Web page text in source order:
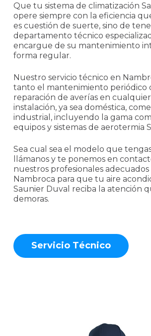
Que tu sistema de climatización
opere siempre con la eficiencia
es cuestión de suerte, sino de
departamento técnico
encargue de su mantenimiento
forma regular.
Nuestro servicio técnico en
tanto el mantenimiento periódico
reparación de averías en
instalación, ya sea doméstica,
industrial, incluyendo la gama
equipos y sistemas de aerotermia
Sea cual sea el modelo que
llámanos y te ponemos en
nuestros profesionales adecuados
Nambroca para que tu aire
Saunier Duval reciba la atención
demoras.
Servicio Técnico